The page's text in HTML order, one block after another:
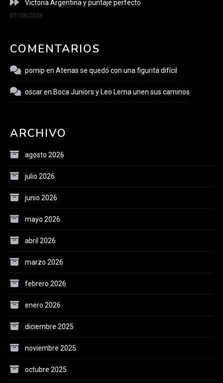
Victoria Argentina y puntaje perfecto
07/08/2026
COMENTARIOS
pornip en Atenas se quedó con una figurita difícil
oscaren Boca Juniors y Leo Lema unen sus caminos
ARCHIVO
agosto 2026
julio 2026
junio 2026
mayo 2026
abril 2026
marzo 2026
febrero 2026
enero 2026
diciembre 2025
noviembre 2025
octubre 2025